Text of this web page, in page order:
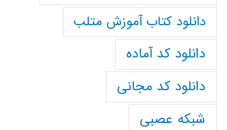
دانلود کتاب آموزش متلب
دانلود کد آماده
دانلود کد مجانی
شبکه عصبی